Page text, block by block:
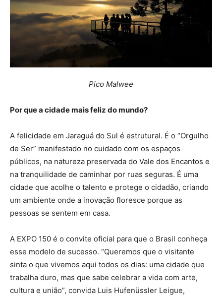
Pico Malwee
Por que a cidade mais feliz do mundo?
A felicidade em Jaraguá do Sul é estrutural. É o “Orgulho
de Ser” manifestado no cuidado com os espaços
públicos, na natureza preservada do Vale dos Encantos e
na tranquilidade de caminhar por ruas seguras. É uma
cidade que acolhe o talento e protege o cidadão, criando
um ambiente onde a inovação floresce porque as
pessoas se sentem em casa.
A EXPO 150 é o convite oficial para que o Brasil conheça
esse modelo de sucesso. “Queremos que o visitante
sinta o que vivemos aqui todos os dias: uma cidade que
trabalha duro, mas que sabe celebrar a vida com arte,
cultura e união”, convida Luis Hufenüssler Leigue,